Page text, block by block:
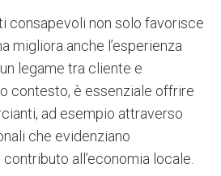
consapevoli non solo favorisce
migliora anche l’esperienza
legame tra cliente e
contesto, è essenziale offrire
ad esempio attraverso
che evidenziano
contributo all’economia locale.